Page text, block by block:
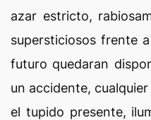
azar estricto,
supersticiosos frente
futuro quedaran
un accidente,
el tupido presente,